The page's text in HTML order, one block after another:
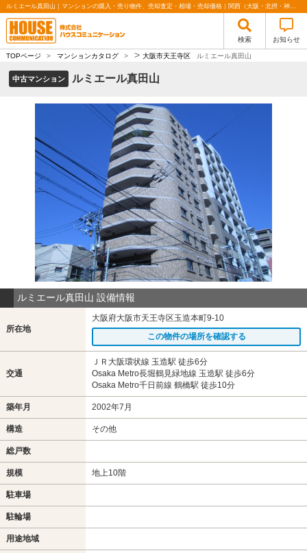
ルミエール真田山｜マンションの購入・売り物件、売却査定・相場・売却価格｜関西（大阪・北摂・神戸）・関東（東京）で不動産の購入・売却、注文住宅、リノベーションの事なら株式会社ハウスコミュニケーション
検索 お知らせ
TOPページ > マンションカタログ > > 大阪市天王寺区 ルミエール真田山
中古マンション ルミエール真田山
ルミエール真田山 設備情報
所在地
大阪府大阪市天王寺区玉造本町9-10
この物件の場所を確認する
交通
ＪＲ大阪環状線 玉造駅 徒歩6分
Osaka Metro長堀鶴見緑地線 玉造駅 徒歩6分
Osaka Metro千日前線 鶴橋駅 徒歩10分
築年月 2002年7月
構造 その他
総戸数
規模 地上10階
駐車場
駐輪場
用途地域